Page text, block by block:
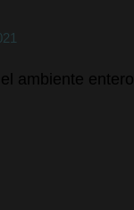
ambiente entero